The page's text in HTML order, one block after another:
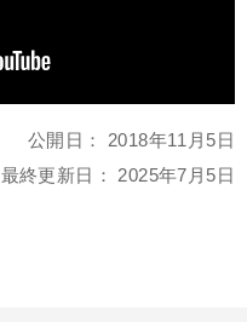
公開日： 2018年11月5日
最終更新日：2025年7月5日